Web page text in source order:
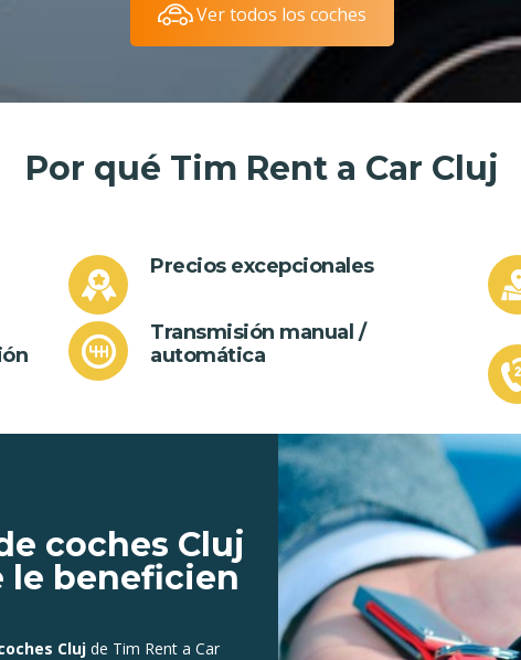
Ver todos los coches
Por qué Tim Rent a Car Cluj
Precios excepcionales
Transmisión manual /
automática
coches Cluj
le beneficien
Cluj de Tim Rent a Car